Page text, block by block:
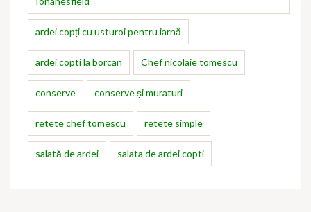
ardei copți cu usturoi pentru iarnă
ardei copti la borcan Chef nicolaie tomescu
conserve conserve și muraturi
retete chef tomescu retete simple
salată de ardei salata de ardei copti